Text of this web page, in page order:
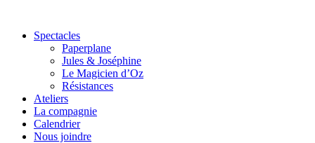
contenuSpectacles
Paperplane
Jules & Joséphine
Le Magicien d’Oz
Résistances
Ateliers
La compagnie
Calendrier
Nous joindre